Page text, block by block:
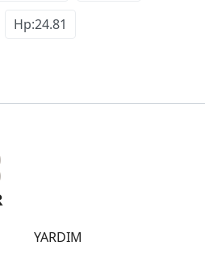
Hp:24.81
YARDIM